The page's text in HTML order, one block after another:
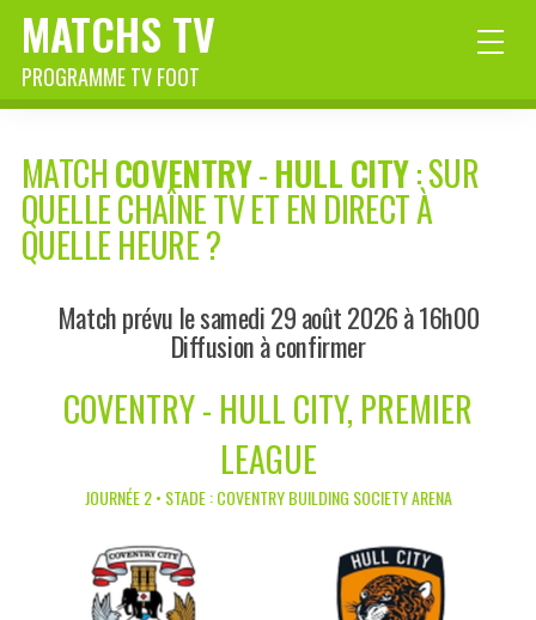
MATCHS TV
PROGRAMME TV FOOT
MATCHCOVENTRY-HULL CITY: SUR
QUELLE CHAÎNE TV ET EN DIRECT À
QUELLE HEURE ?
Match prévu le samedi 29 août 2026 à 16h00
Diffusion à confirmer
COVENTRY - HULL CITY, PREMIER
LEAGUE
JOURNÉE 2 • STADE : COVENTRY BUILDING SOCIETY ARENA